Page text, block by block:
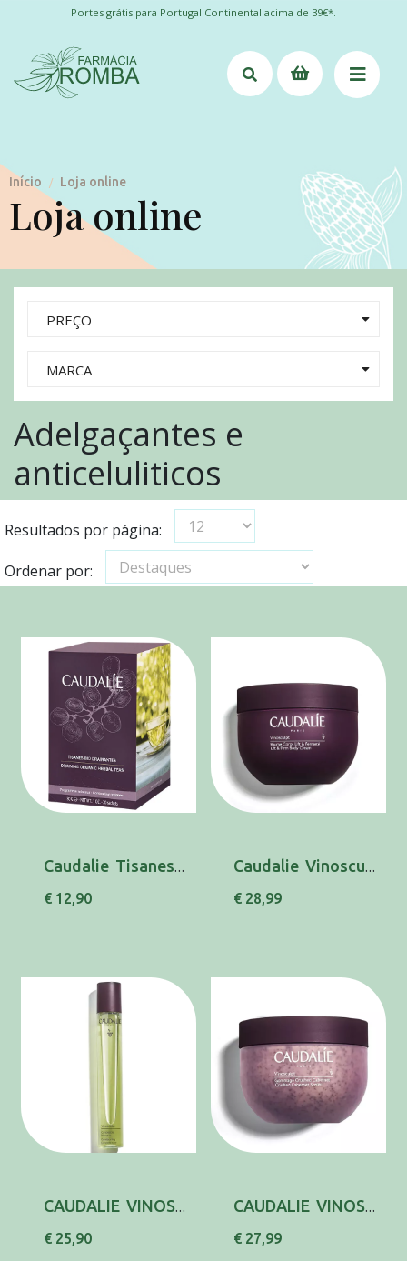
Portes grátis para Portugal Continental acima de 39€*.
Início / Loja online
Loja online
PREÇO
MARCA
Adelgaçantes e
anticeluliticos
Resultados por página:
Ordenar por:
Caudalie Tisanes Cart Cha Bio Drain X 20 chá ...
€ 12,90
Caudalie Vinoscul Bals Lift Firm Corpo250Ml
€ 28,99
CAUDALIE VINOSCUL CONC ADELG 75ML
€ 25,90
CAUDALIE VINOSCUL ESFOL CABERNET 250ML
€ 27,99